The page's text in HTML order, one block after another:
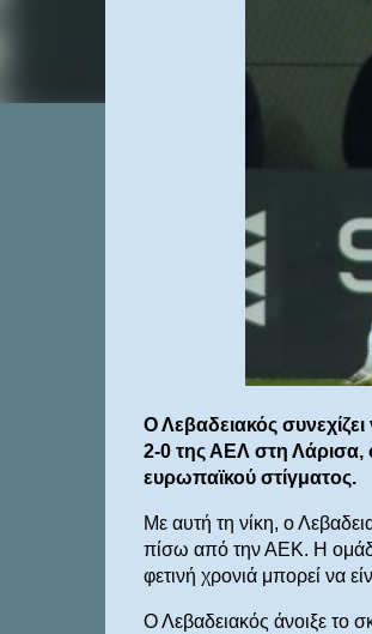
Ο Λεβαδειακός
2-0 της ΑΕΛ στη Λάρισα,
ευρωπαϊκού στίγματος.
Με αυτή τη νίκη, ο
πίσω από την ΑΕΚ. Η ομάδα
φετινή χρονιά μπορεί να
Ο Λεβαδειακός άνοιξε το